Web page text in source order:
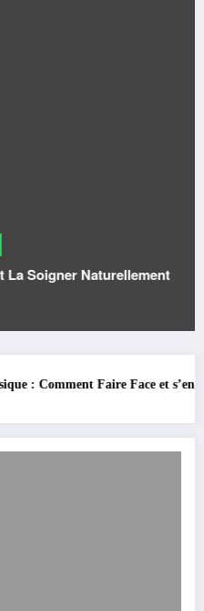
Soigner Naturellement
et s’en Éloigner Définitivement
WC :